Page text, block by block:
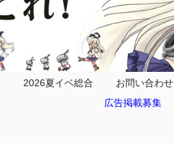
2026夏イベ総合
お問い合わせ
広告掲載募集